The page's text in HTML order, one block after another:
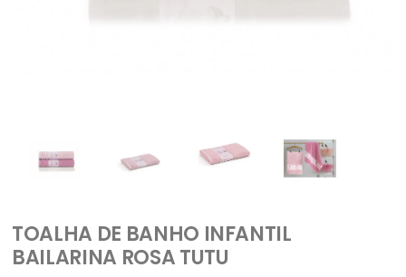
TOALHA DE BANHO INFANTIL
BAILARINA ROSA TUTU